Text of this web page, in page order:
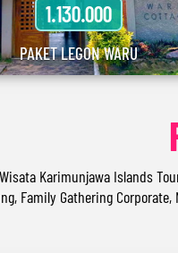
1.130.000
PAKET LEGON WARU
Karimunjawa Islands
Family Gathering